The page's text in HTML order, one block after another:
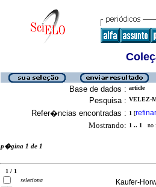
Base de dados : article
Pesquisa : VELEZ-
Refer�ncias encontradas : 1 [refinar
Mostrando: 1 .. 1 no
p�gina 1 de 1
1 / 1
seleciona
Kaufer-